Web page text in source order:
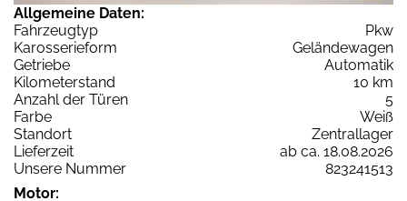
Allgemeine Daten:
Fahrzeugtyp
Pkw
Karosserieform
Geländewagen
Getriebe
Automatik
Kilometerstand
10 km
Anzahl der Türen
5
Farbe
Weiß
Standort
Zentrallager
Lieferzeit
ab ca. 18.08.2026
Unsere Nummer
823241513
Motor: